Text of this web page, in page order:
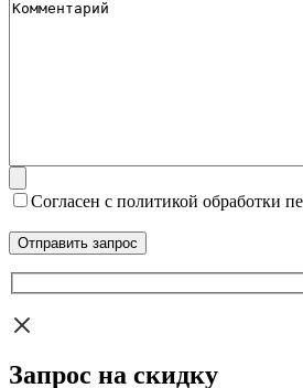
Согласен с политикой обработки
Запрос на скидку